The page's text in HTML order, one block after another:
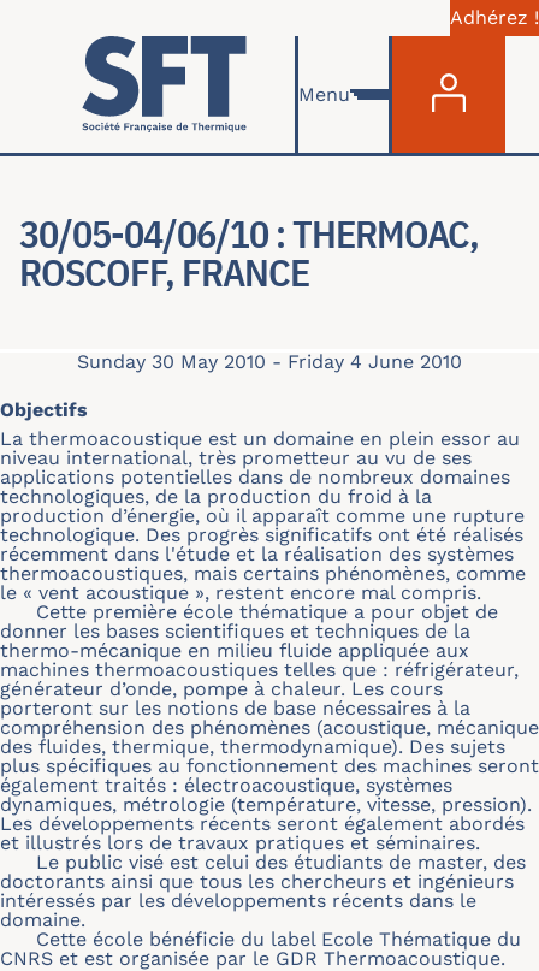
Skip to main content
Adhérez !
Menu
30/05-04/06/10 : THERMOAC,
ROSCOFF, FRANCE
Sunday 30 May 2010 - Friday 4 June 2010
Objectifs
La thermoacoustique est un domaine en plein essor au
niveau international, très prometteur au vu de ses
applications potentielles dans de nombreux domaines
technologiques, de la production du froid à la
production d’énergie, où il apparaît comme une rupture
technologique. Des progrès significatifs ont été réalisés
récemment dans l'étude et la réalisation des systèmes
thermoacoustiques, mais certains phénomènes, comme
le « vent acoustique », restent encore mal compris.
Cette première école thématique a pour objet de
donner les bases scientifiques et techniques de la
thermo-mécanique en milieu fluide appliquée aux
machines thermoacoustiques telles que : réfrigérateur,
générateur d’onde, pompe à chaleur. Les cours
porteront sur les notions de base nécessaires à la
compréhension des phénomènes (acoustique, mécanique
des fluides, thermique, thermodynamique). Des sujets
plus spécifiques au fonctionnement des machines seront
également traités : électroacoustique, systèmes
dynamiques, métrologie (température, vitesse, pression).
Les développements récents seront également abordés
et illustrés lors de travaux pratiques et séminaires.
Le public visé est celui des étudiants de master, des
doctorants ainsi que tous les chercheurs et ingénieurs
intéressés par les développements récents dans le
domaine.
Cette école bénéficie du label Ecole Thématique du
CNRS et est organisée par le GDR Thermoacoustique.